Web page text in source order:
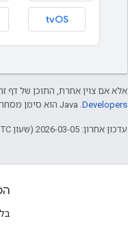
tvOS
אלא אם צוין אחרת, התוכן של דף
Developers‏
עדכון אחרון: 2026-03-05 (שעון UTC).